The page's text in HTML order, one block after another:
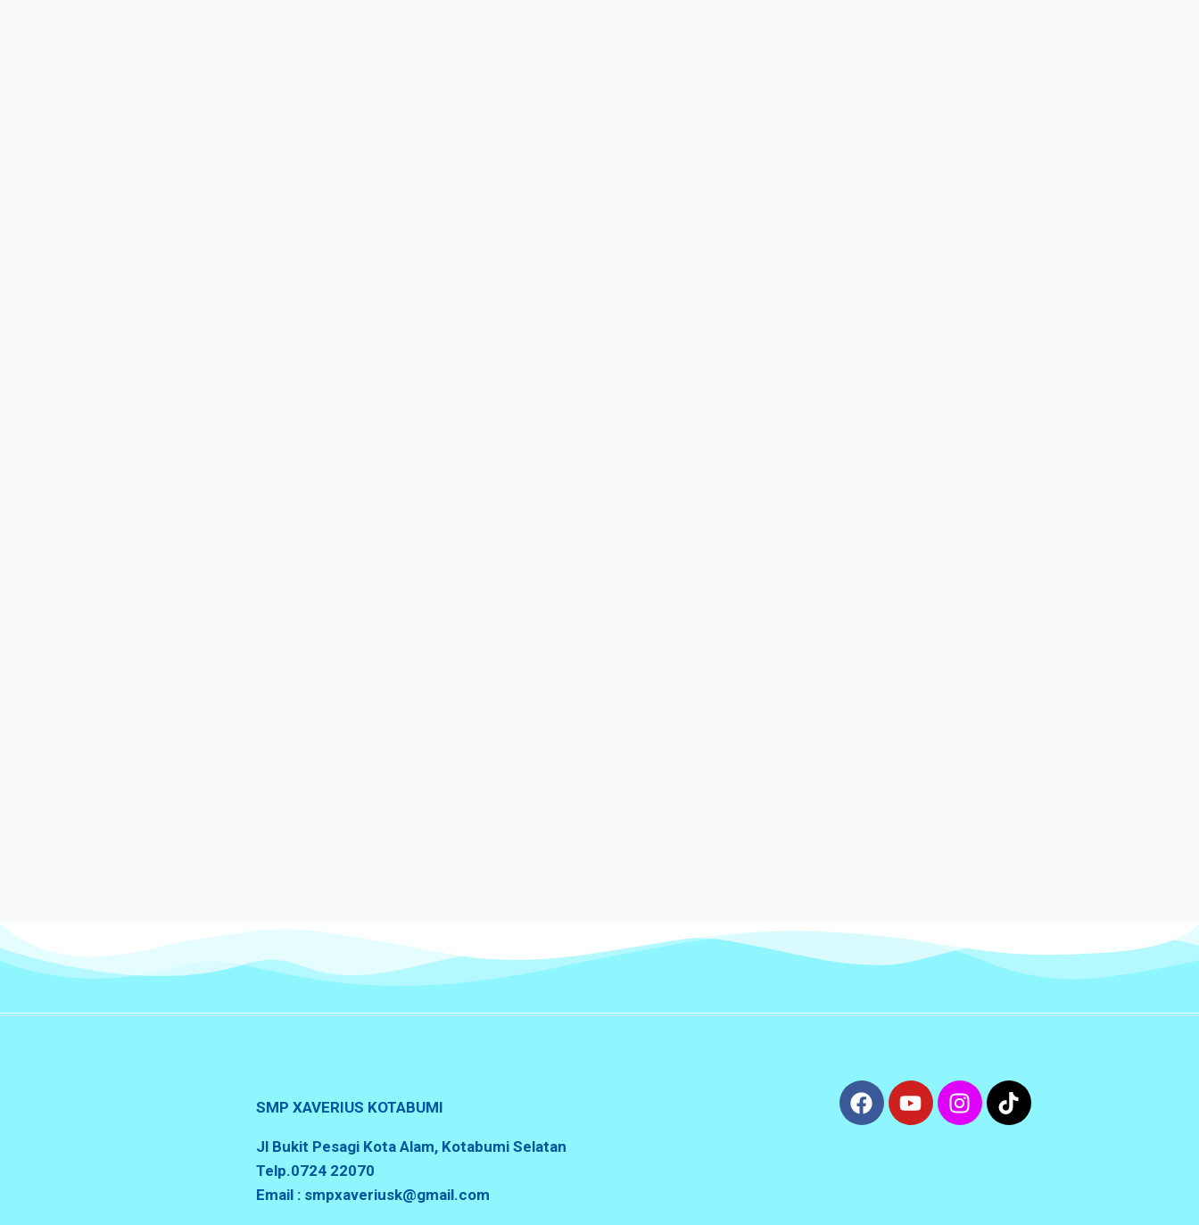
SMP XAVERIUS KOTABUMI
Jl Bukit Pesagi Kota Alam, Kotabumi Selatan
Telp.0724 22070
Email : smpxaveriusk@gmail.com